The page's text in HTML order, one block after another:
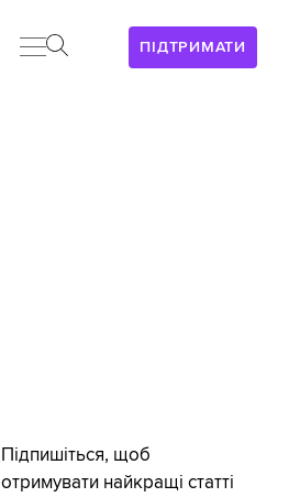
ПІДТРИМАТИ
Підпишіться, щоб
отримувати найкращі статті